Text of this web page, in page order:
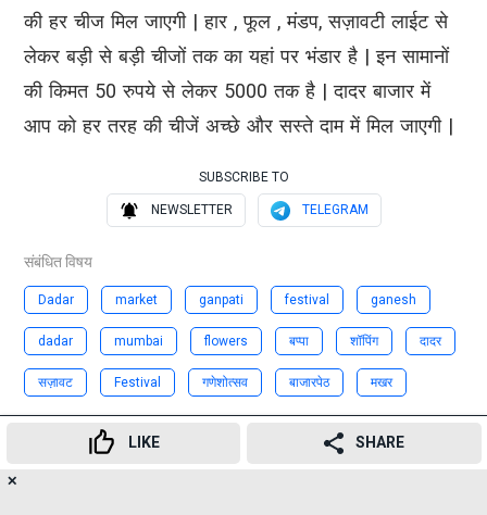
की हर चीज मिल जाएगी | हार , फूल , मंडप, सज़ावटी लाईट से
लेकर बड़ी से बड़ी चीजों तक का यहां पर भंडार है | इन सामानों
की किमत 50 रुपये से लेकर 5000 तक है | दादर बाजार में
आप को हर तरह की चीजें अच्छे और सस्ते दाम में मिल जाएगी |
SUBSCRIBE TO
NEWSLETTER TELEGRAM
संबंधित विषय
Dadar market ganpati festival ganesh
dadar mumbai flowers बप्पा शॉपिंग दादर
सज़ावट Festival गणेशोत्सव बाजारपेठ मखर
LIKE SHARE
✕